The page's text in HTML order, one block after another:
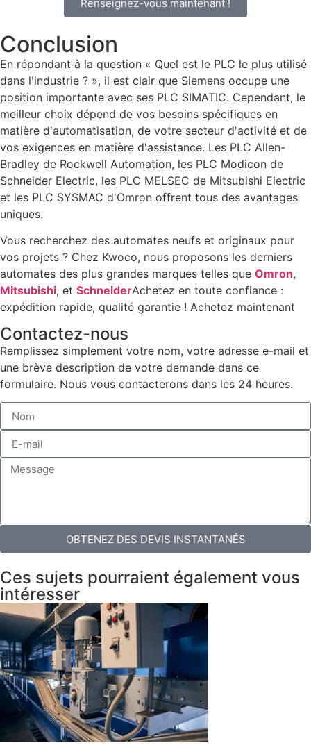
Renseignez-vous maintenant !
Conclusion
En répondant à la question « Quel est le PLC le plus utilisé
dans l'industrie ? », il est clair que Siemens occupe une
position importante avec ses PLC SIMATIC. Cependant, le
meilleur choix dépend de vos besoins spécifiques en
matière d'automatisation, de votre secteur d'activité et de
vos exigences en matière d'assistance. Les PLC Allen-
Bradley de Rockwell Automation, les PLC Modicon de
Schneider Electric, les PLC MELSEC de Mitsubishi Electric
et les PLC SYSMAC d'Omron offrent tous des avantages
uniques.
Vous recherchez des automates neufs et originaux pour
vos projets ? Chez Kwoco, nous proposons les derniers
automates des plus grandes marques telles que Omron,
Mitsubishi, et SchneiderAchetez en toute confiance :
expédition rapide, qualité garantie ! Achetez maintenant
Contactez-nous
Remplissez simplement votre nom, votre adresse e-mail et
une brève description de votre demande dans ce
formulaire. Nous vous contacterons dans les 24 heures.
OBTENEZ DES DEVIS INSTANTANÉS
Ces sujets pourraient également vous
intéresser